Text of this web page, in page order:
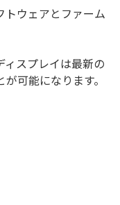
トウェアとファーム
ィスプレイは最新の
可能になります。